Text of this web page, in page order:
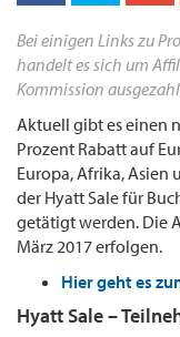
Bei einigen Links zu
handelt es sich um
Kommission
Aktuell gibt es einen
Prozent Rabatt auf
Europa, Afrika,
der Hyatt Sale für
getätigt werden. Die
März 2017 erfolgen.
Hier geht es
Hyatt Sale –